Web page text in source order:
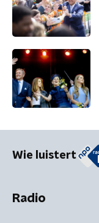
Wie luistert
Radio